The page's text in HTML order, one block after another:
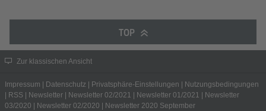
TOP
Zur klassischen Ansicht
Impressum Datenschutz Privatsphäre-Einstellungen
Nutzungsbedingungen
RSS Newsletter Newsletter 02/2021 Newsletter 01/2021
Newsletter
03/2020
Newsletter 02/2020 Newsletter 2020 September